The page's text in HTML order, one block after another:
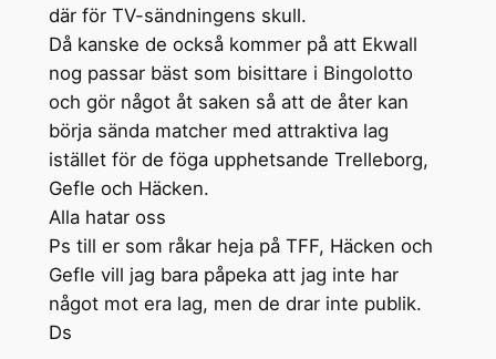
där för TV-sändningens skull.
Då kanske de också kommer på att Ekwall
nog passar bäst som bisittare i Bingolotto
och gör något åt saken så att de åter kan
börja sända matcher med attraktiva lag
istället för de föga upphetsande Trelleborg,
Gefle och Häcken.
Alla hatar oss
Ps till er som råkar heja på TFF, Häcken och
Gefle vill jag bara påpeka att jag inte har
något mot era lag, men de drar inte publik.
Ds